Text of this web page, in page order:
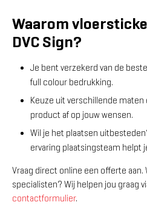
Waarom
DVC Sign?
Je bent verzekerd van de
full colour bedrukking.
Keuze uit verschillende
product af op jouw wensen.
Wil je het plaatsen
ervaring plaatsingsteam helpt
Vraag direct online een offerte aan.
specialisten? Wij helpen jou graag
contactformulier.